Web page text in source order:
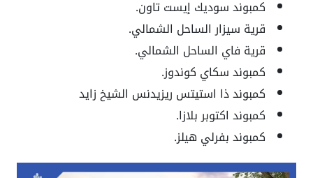
كمبوند سوديك إيست تاون.
قرية سيزار الساحل الشمالي.
قرية فاي الساحل الشمالي.
كمبوند سكاي كوندوز.
كمبوند ذا استيتس ريزيدنس الشيخ زايد
كمبوند اكتوبر بلازا.
كمبوند بفرلي هيلز.